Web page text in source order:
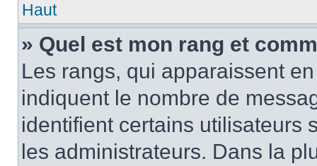
Haut
» Quel est mon rang et
Les rangs, qui apparaissent
indiquent le nombre de
identifient certains utilisateurs
les administrateurs. Dans la